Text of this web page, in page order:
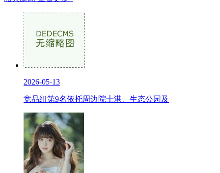
2026-05-13
竞品组第9名依托周边院士港、生态公园及